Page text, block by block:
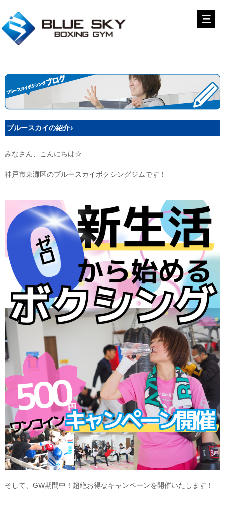
ブルースカイの紹介♪
みなさん、こんにちは☆
神戸市東灘区のブルースカイボクシングジムです！
そして、GW期間中！超絶お得なキャンペーンを開催いたします！